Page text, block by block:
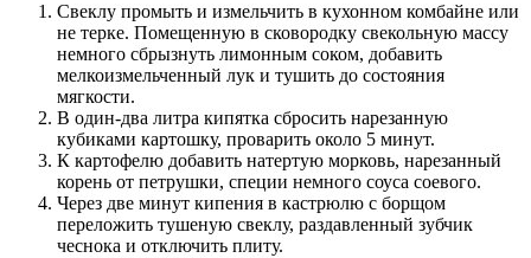
Свеклу промыть и измельчить в кухонном комбайне или
не терке. Помещенную в сковородку свекольную массу
немного сбрызнуть лимонным соком, добавить
мелкоизмельченный лук и тушить до состояния
мягкости.
В один-два литра кипятка сбросить нарезанную
кубиками картошку, проварить около 5 минут.
К картофелю добавить натертую морковь, нарезанный
корень от петрушки, специи немного соуса соевого.
Через две минут кипения в кастрюлю с борщом
переложить тушеную свеклу, раздавленный зубчик
чеснока и отключить плиту.